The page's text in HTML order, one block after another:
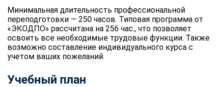
Минимальная длительность профессиональной
переподготовки — 250 часов. Типовая программа от
«ЭКОДПО» рассчитана на 256 час., что позволяет
освоить все необходимые трудовые функции. Также
возможно составление индивидуального курса с
учетом ваших пожеланий.
Учебный план